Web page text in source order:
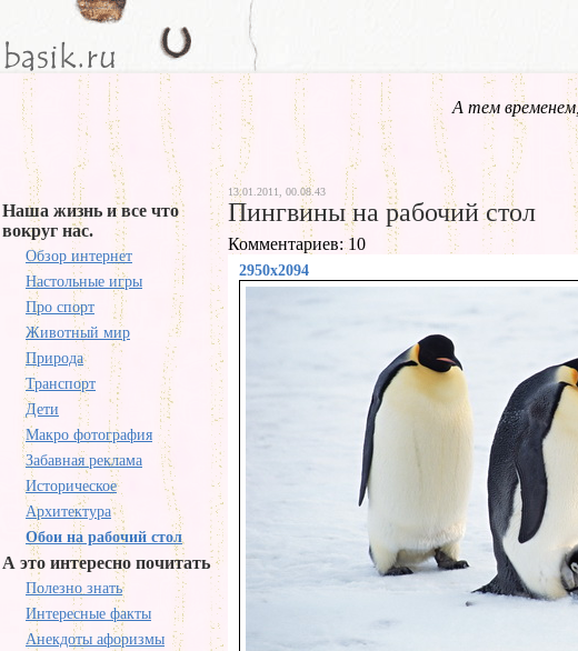
А тем временем,
Наша жизнь и все что
вокруг нас.
Обзор интернет
Настольные игры
Про спорт
Животный мир
Природа
Транспорт
Дети
Макро фотография
Забавная реклама
Историческое
Архитектура
Обои на рабочий стол
А это интересно почитать
Полезно знать
Интересные факты
Анекдоты афоризмы
13.01.2011, 00.08.43
Пингвины на рабочий стол
Комментариев: 10
2950x2094